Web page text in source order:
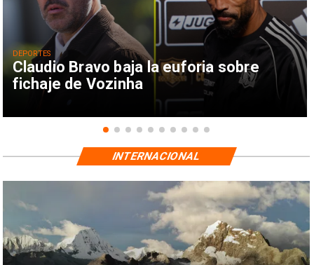
Claudio Bravo baja la euforia sobre
fichaje de Vozinha
DEPORTES
INTERNACIONAL